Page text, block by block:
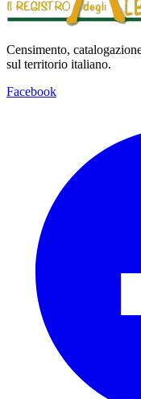
Censimento,
sul territorio italiano.
Facebook